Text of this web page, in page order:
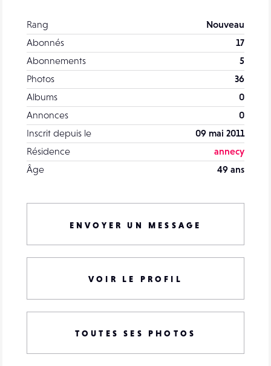
Rang
Nouveau
Abonnés
17
Abonnements
5
Photos
36
Albums
0
Annonces
0
Inscrit depuis le
09 mai 2011
Résidence
annecy
Âge
49 ans
ENVOYER UN MESSAGE
VOIR LE PROFIL
TOUTES SES PHOTOS